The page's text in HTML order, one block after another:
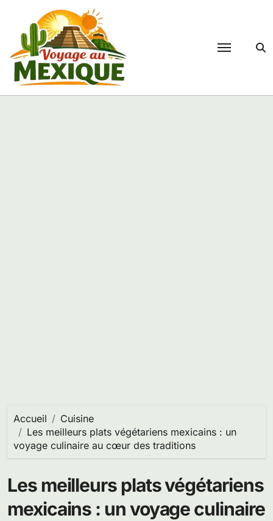
contenu
Accueil
Cuisine
Les meilleurs plats végétariens mexicains : un
voyage culinaire au cœur des traditions
Les meilleurs plats végétariens
mexicains : un voyage culinaire